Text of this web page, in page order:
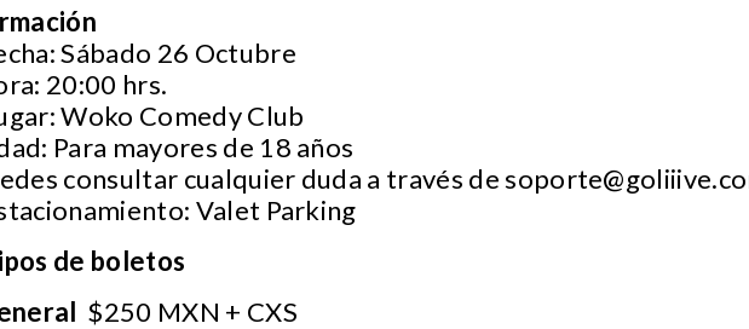
Sábado 26 Octubre
20:00 hrs.
Woko Comedy Club
Para mayores de 18 años
consultar cualquier duda a través de
Valet Parking
de boletos
$250 MXN + CXS